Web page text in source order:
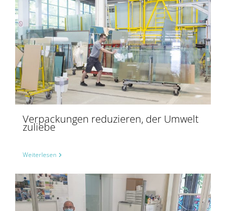
Verpackungen reduzieren, der Umwelt
zuliebe
Weiterlesen